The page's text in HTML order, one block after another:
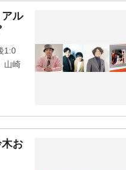
ル
1:0
山崎
お